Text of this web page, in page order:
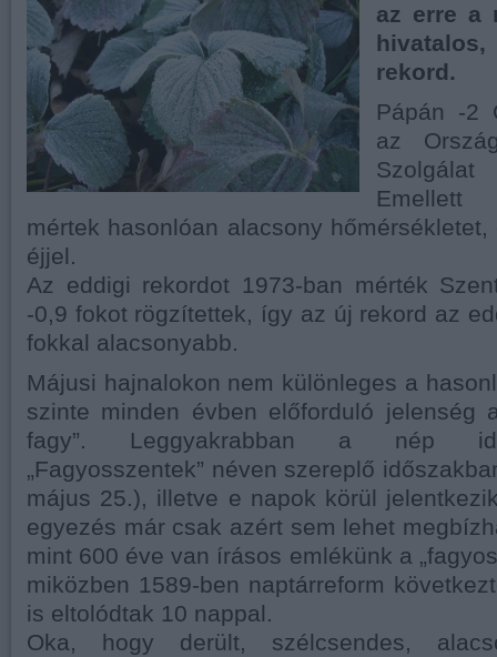
az erre a
rekord.
Pápán -2
az
Emellett
mértek hasonlóan alacsony
éjjel.
Az eddigi rekordot 1973-ban mérték
-0,9 fokot rögzítettek, így az új rekord az
fokkal alacsonyabb.
Májusi hajnalokon nem különleges a
szinte minden évben előforduló jelenség
fagy”. Leggyakrabban a nép
„Fagyosszentek” néven szereplő
május 25.), illetve e napok körül
egyezés már csak azért sem lehet
mint 600 éve van írásos emlékünk a
miközben 1589-ben naptárreform
is eltolódtak 10 nappal.
Oka, hogy derült, szélcsendes,